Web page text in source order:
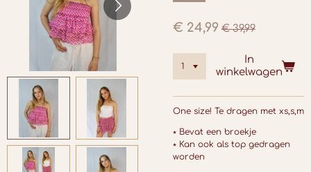
€ 24,99 € 39,99
In
winkelwagen
One size! Te dragen met xs,s,m
⭑ Bevat een broekje
⭑ Kan ook als top gedragen
worden